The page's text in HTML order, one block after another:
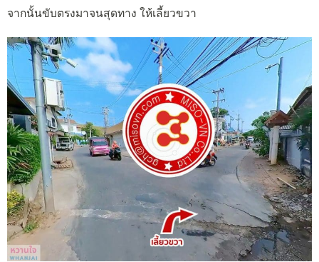
จากนั้นขับตรงมาจนสุดทาง ให้เลี้ยวขวา